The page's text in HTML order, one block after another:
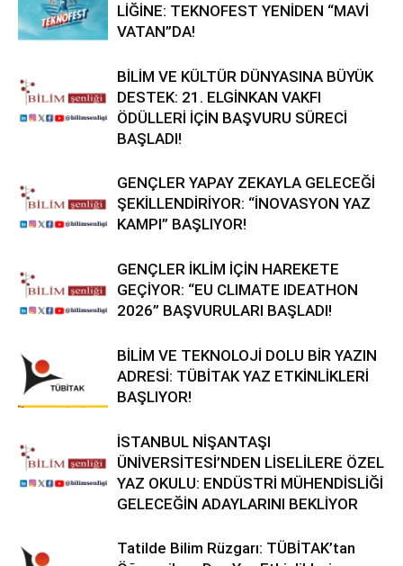
LİĞİNE: TEKNOFEST YENİDEN “MAVİ
VATAN”DA!
BİLİM VE KÜLTÜR DÜNYASINA BÜYÜK
DESTEK: 21. ELGİNKAN VAKFI
ÖDÜLLERİ İÇİN BAŞVURU SÜRECİ
BAŞLADI!
GENÇLER YAPAY ZEKAYLA GELECEĞİ
ŞEKİLLENDİRİYOR: “İNOVASYON YAZ
KAMPI” BAŞLIYOR!
GENÇLER İKLİM İÇİN HAREKETE
GEÇİYOR: “EU CLIMATE IDEATHON
2026” BAŞVURULARI BAŞLADI!
BİLİM VE TEKNOLOJİ DOLU BİR YAZIN
ADRESİ: TÜBİTAK YAZ ETKİNLİKLERİ
BAŞLIYOR!
İSTANBUL NİŞANTAŞI
ÜNİVERSİTESİ’NDEN LİSELİLERE ÖZEL
YAZ OKULU: ENDÜSTRİ MÜHENDİSLİĞİ
GELECEĞİN ADAYLARINI BEKLİYOR
Tatilde Bilim Rüzgarı: TÜBİTAK’tan